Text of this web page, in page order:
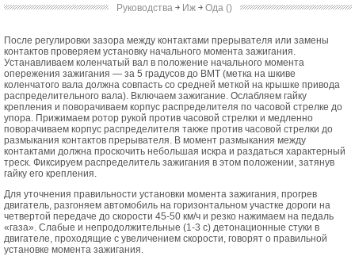
Руководства ￫ Иж ￫ Ода ()
После регулировки зазора между контактами прерывателя или замены
контактов проверяем установку начального момента зажигания.
Устанавливаем коленчатый вал в положение начального момента
опережения зажигания — за 5 градусов до ВМТ (метка на шкиве
коленчатого вала должна совпасть со средней меткой на крышке привода
распределительного вала). Включаем зажигание. Ослабляем гайку
крепления и поворачиваем корпус распределителя по часовой стрелке до
упора. Прижимаем ротор рукой против часовой стрелки и медленно
поворачиваем корпус распределителя также против часовой стрелки до
размыкания контактов прерывателя. В момент размыкания между
контактами должна проскочить небольшая искра и раздаться характерный
треск. Фиксируем распределитель зажигания в этом положении, затянув
гайку его крепления.
Для уточнения правильности установки момента зажигания, прогрев
двигатель, разгоняем автомобиль на горизонтальном участке дороги на
четвертой передаче до скорости 45-50 км/ч и резко нажимаем на педаль
«газа». Слабые и непродолжительные (1-3 с) детонационные стуки в
двигателе, проходящие с увеличением скорости, говорят о правильной
установке момента зажигания.